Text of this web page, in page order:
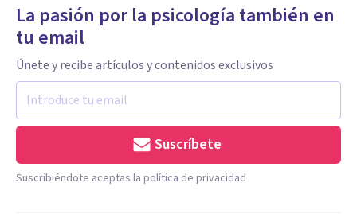
La pasión por la psicología también en
tu email
Únete y recibe artículos y contenidos exclusivos
Suscríbete
Suscribiéndote aceptas la política de privacidad